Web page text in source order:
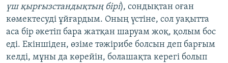
үш қырғызстандықтың бірі), сондықтан оған
көмектесуді ұйғардым. Оның үстіне, сол уақытта
аса бір әкетіп бара жатқан шаруам жоқ, қолым бос
еді. Екіншіден, өзіме тәжірибе болсын деп барғым
келді, мұны да көрейін, болашақта керегі болып